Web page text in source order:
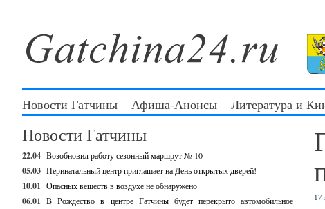
Новости Гатчины Афиша-Анонсы Литература и
Новости Гатчины
22.04 Возобновил работу сезонный маршрут № 10
05.03 Перинатальный центр приглашает на День открытых дверей!
10.01 Опасных веществ в воздухе не обнаружено
06.01 В Рождество в центре Гатчины будет перекрыто автомобильное
17